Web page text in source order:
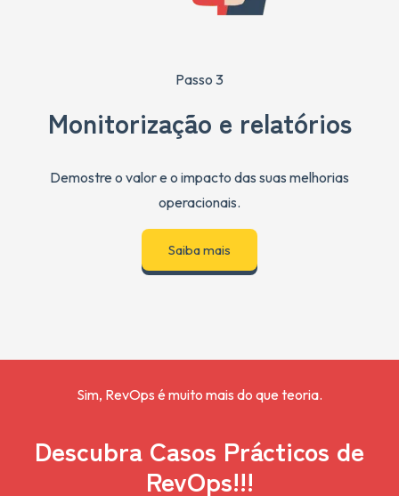
Passo 3
Monitorização e relatórios
Demostre o valor e o impacto das suas melhorias
operacionais.
Saiba mais
Sim, RevOps é muito mais do que teoria.
Descubra Casos Prácticos de
RevOps!!!